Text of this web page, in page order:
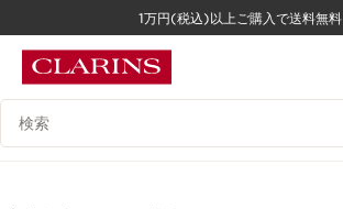
コンテンツへ移動
1万円(税込)以上ご購入で送料無料
検索候補